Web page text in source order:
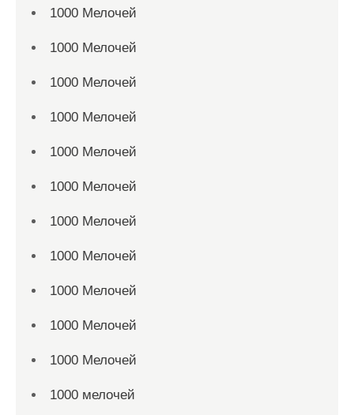
1000 Мелочей
1000 Мелочей
1000 Мелочей
1000 Мелочей
1000 Мелочей
1000 Мелочей
1000 Мелочей
1000 Мелочей
1000 Мелочей
1000 Мелочей
1000 Мелочей
1000 мелочей